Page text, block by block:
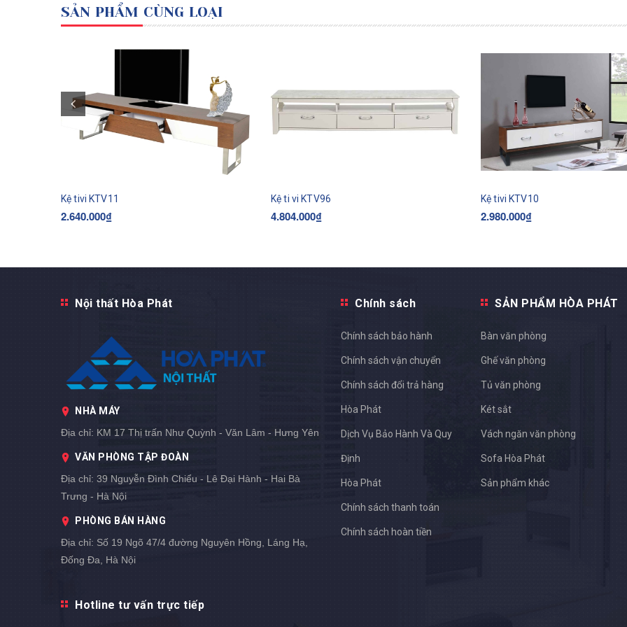
SẢN PHẨM CÙNG LOẠI
Kệ tivi KTV11
2.640.000₫
Kệ ti vi KTV96
4.804.000₫
Kệ tivi KTV10
2.980.000₫
Nội thất Hòa Phát
NHÀ MÁY
Địa chỉ: KM 17 Thị trấn Như Quỳnh - Văn Lâm - Hưng Yên
VĂN PHÒNG TẬP ĐOÀN
Địa chỉ: 39 Nguyễn Đình Chiểu - Lê Đại Hành - Hai Bà
Trưng - Hà Nội
PHÒNG BÁN HÀNG
Địa chỉ: Số 19 Ngõ 47/4 đường Nguyên Hồng, Láng Hạ,
Đống Đa, Hà Nội
Hotline tư vấn trực tiếp
Chính sách
Chính sách bảo hành
Chính sách vận chuyển
Chính sách đổi trả hàng
Hòa Phát
Dịch Vụ Bảo Hành Và Quy
Định
Hòa Phát
Chính sách thanh toán
Chính sách hoàn tiền
SẢN PHẨM HÒA PHÁT
Bàn văn phòng
Ghế văn phòng
Tủ văn phòng
Két sắt
Vách ngăn văn phòng
Sofa Hòa Phát
Sản phẩm khác